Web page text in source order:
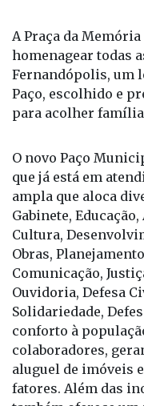
A Praça da
homenagear todas
Fernandópolis, um
Paço, escolhido e
para acolher
O novo Paço
que já está em
ampla que aloca
Gabinete,
Cultura,
Obras,
Comunicação,
Ouvidoria, Defesa
Solidariedade,
conforto à
colaboradores,
aluguel de imóveis
fatores. Além das